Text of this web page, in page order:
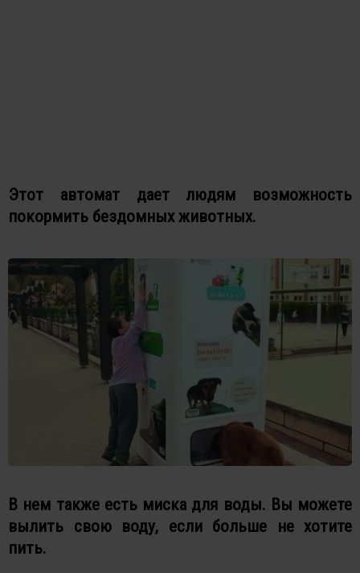
Этот автомат дает людям возможность
покормить бездомных животных.
В нем также есть миска для воды. Вы можете
вылить свою воду, если больше не хотите
пить.